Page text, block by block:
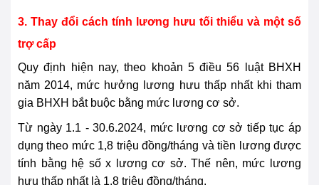
3. Thay đổi cách tính lương hưu tối thiểu và một số
trợ cấp
Quy định hiện nay, theo khoản 5 điều 56 luật BHXH
năm 2014, mức hưởng lương hưu thấp nhất khi tham
gia BHXH bắt buộc bằng mức lương cơ sở.
Từ ngày 1.1 - 30.6.2024, mức lương cơ sở tiếp tục áp
dụng theo mức 1,8 triệu đồng/tháng và tiền lương được
tính bằng hệ số x lương cơ sở. Thế nên, mức lương
hưu thấp nhất là 1,8 triệu đồng/tháng.